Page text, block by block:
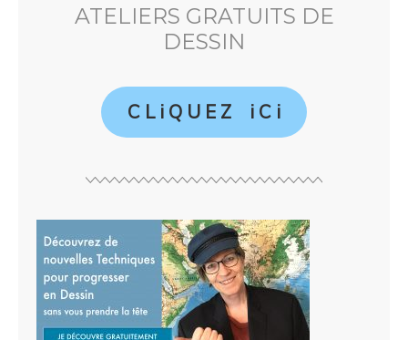
ATELIERS GRATUITS DE
DESSIN
C L i Q U E Z i C i